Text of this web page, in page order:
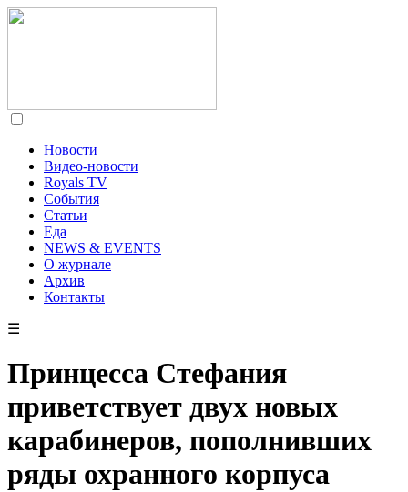
Новости
Видео-новости
Royals TV
События
Статьи
Еда
NEWS & EVENTS
О журнале
Архив
Контакты
☰
Принцесса Стефания
приветствует двух новых
карабинеров, пополнивших
ряды охранного корпуса